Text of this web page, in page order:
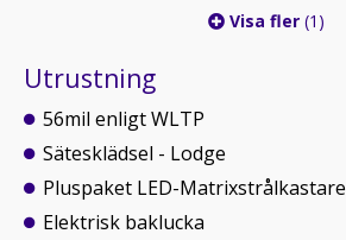
Visa fler (1)
Utrustning
56mil enligt WLTP
Sätesklädsel - Lodge
Pluspaket LED-Matrixstrålkastare
Elektrisk baklucka